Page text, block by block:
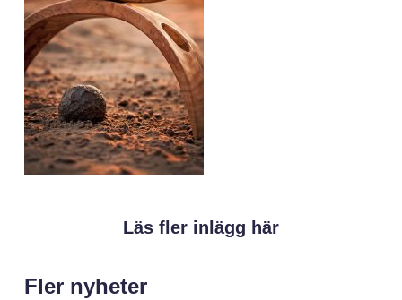
Läs fler inlägg här
Fler nyheter